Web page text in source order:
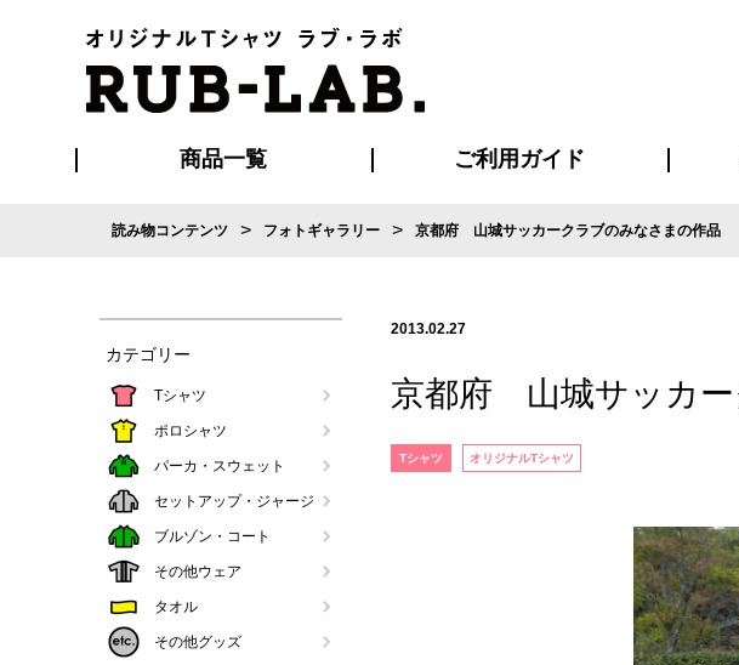
商品一覧 ご利用ガイド
ご利用ガイド
はじめての方へ
再注文の方へ
お支払い方法について
割引まとめページ
発送・特急サービスについて
版の保管期限について
よくある質問 デ
読み物コンテンツ > フォトギャラリー > 京都府 山城サッカークラブのみなさまの作品
カテゴリー
Tシャツ
ポロシャツ
パーカ・スウェット
セットアップ・ジャージ
ブルゾン・コート
その他ウェア
タオル
その他グッズ
2013.02.27
京都府 山城サッカ
Tシャツ オリジナルTシャツ